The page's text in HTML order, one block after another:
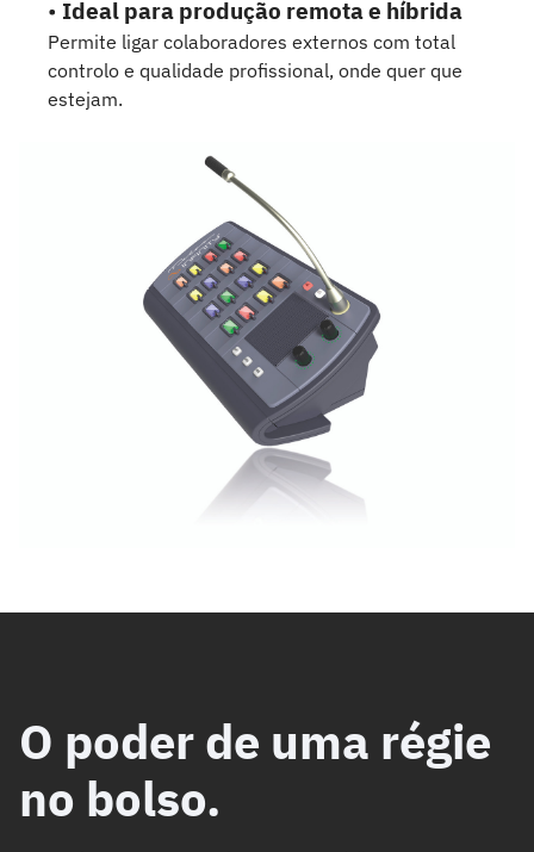
• Ideal para produção remota e híbrida
Permite ligar colaboradores externos com total
controlo e qualidade profissional, onde quer que
estejam.
O poder de uma régie
no bolso.